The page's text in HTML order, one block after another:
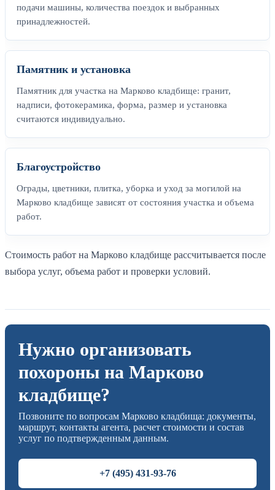
подачи машины, количества поездок и выбранных
принадлежностей.
Памятник и установка
Памятник для участка на Марково кладбище: гранит,
надписи, фотокерамика, форма, размер и установка
считаются индивидуально.
Благоустройство
Ограды, цветники, плитка, уборка и уход за могилой на
Марково кладбище зависят от состояния участка и объема
работ.
Стоимость работ на Марково кладбище рассчитывается после
выбора услуг, объема работ и проверки условий.
Нужно организовать
похороны на Марково
кладбище?
Позвоните по вопросам Марково кладбища: документы,
маршрут, контакты агента, расчет стоимости и состав
услуг по подтвержденным данным.
+7 (495) 431-93-76